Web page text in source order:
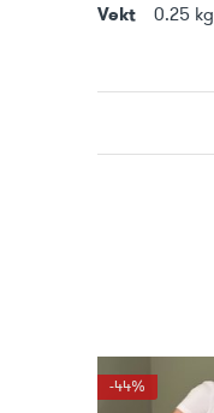
Vekt 0.25 kg
-44%